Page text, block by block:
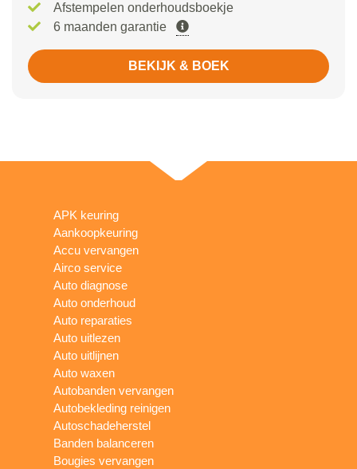
Afstempelen onderhoudsboekje
6 maanden garantie
BEKIJK & BOEK
APK keuring
Aankoopkeuring
Accu vervangen
Airco service
Auto diagnose
Auto onderhoud
Auto reparaties
Auto uitlezen
Auto uitlijnen
Auto waxen
Autobanden vervangen
Autobekleding reinigen
Autoschadeherstel
Banden balanceren
Bougies vervangen